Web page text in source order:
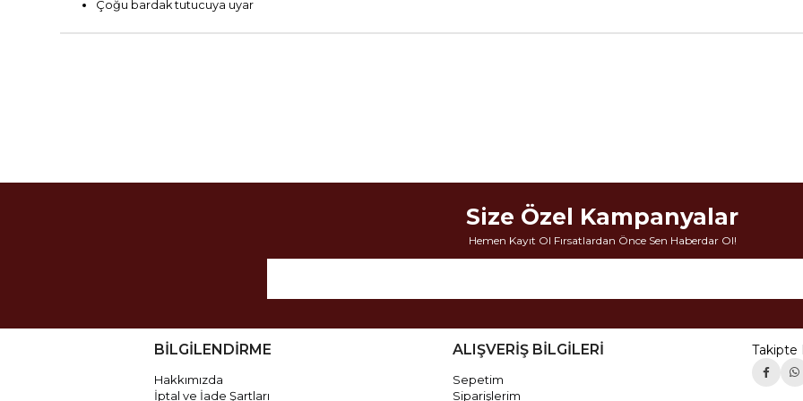
Çoğu bardak tutucuya uyar
Size Özel Kampanyalar
Hemen Kayıt Ol Fırsatlardan Önce Sen Haberdar Ol!
BİLGİLENDİRME
Hakkımızda
İptal ve İade Şartları
ALIŞVERİŞ BİLGİLERİ
Sepetim
Siparişlerim
Takipte